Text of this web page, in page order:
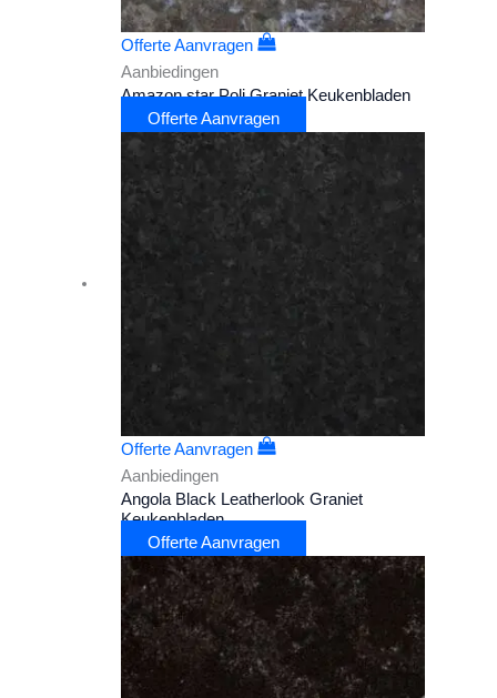
Offerte Aanvragen
Aanbiedingen
Amazon star Poli Graniet Keukenbladen
Offerte Aanvragen
Offerte Aanvragen
Aanbiedingen
Angola Black Leatherlook Graniet
Keukenbladen
Offerte Aanvragen